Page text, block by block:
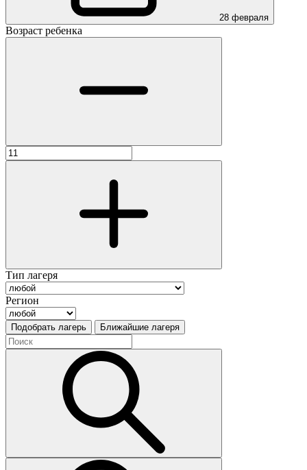
28 февраля
Возраст ребенка
Тип лагеря
Регион
Подобрать лагерь Ближайшие лагеря